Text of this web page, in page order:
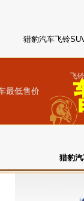
猎豹汽车飞铃
最低售价
飞
猎豹